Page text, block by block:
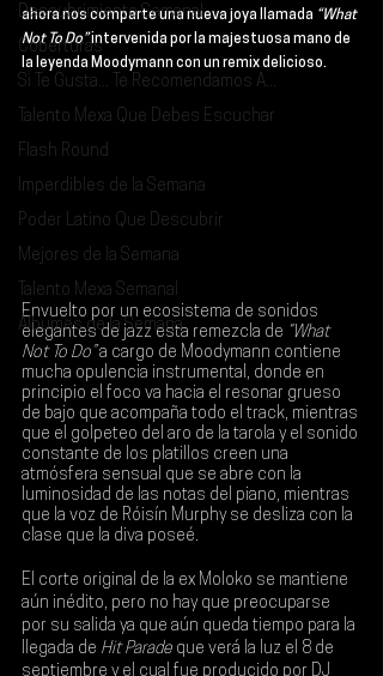
Descubrimiento Semanal
Coberturas
Si Te Gusta... Te Recomendamos A...
Talento Mexa Que Debes Escuchar
Flash Round
Imperdibles de la Semana
Poder Latino Que Descubrir
Mejores de la Semana
Talento Mexa Semanal
Álbumes de la Semana
ahora nos comparte una nueva joya llamada “What
Not To Do” intervenida por la majestuosa mano de
la leyenda Moodymann con un remix delicioso.
Envuelto por un ecosistema de sonidos
elegantes de jazz esta remezcla de “What
Not To Do” a cargo de Moodymann contiene
mucha opulencia instrumental, donde en
principio el foco va hacia el resonar grueso
de bajo que acompaña todo el track, mientras
que el golpeteo del aro de la tarola y el sonido
constante de los platillos creen una
atmósfera sensual que se abre con la
luminosidad de las notas del piano, mientras
que la voz de Róisín Murphy se desliza con la
clase que la diva poseé.
El corte original de la ex Moloko se mantiene
aún inédito, pero no hay que preocuparse
por su salida ya que aún queda tiempo para la
llegada de Hit Parade que verá la luz el 8 de
septiembre y el cual fue producido por DJ